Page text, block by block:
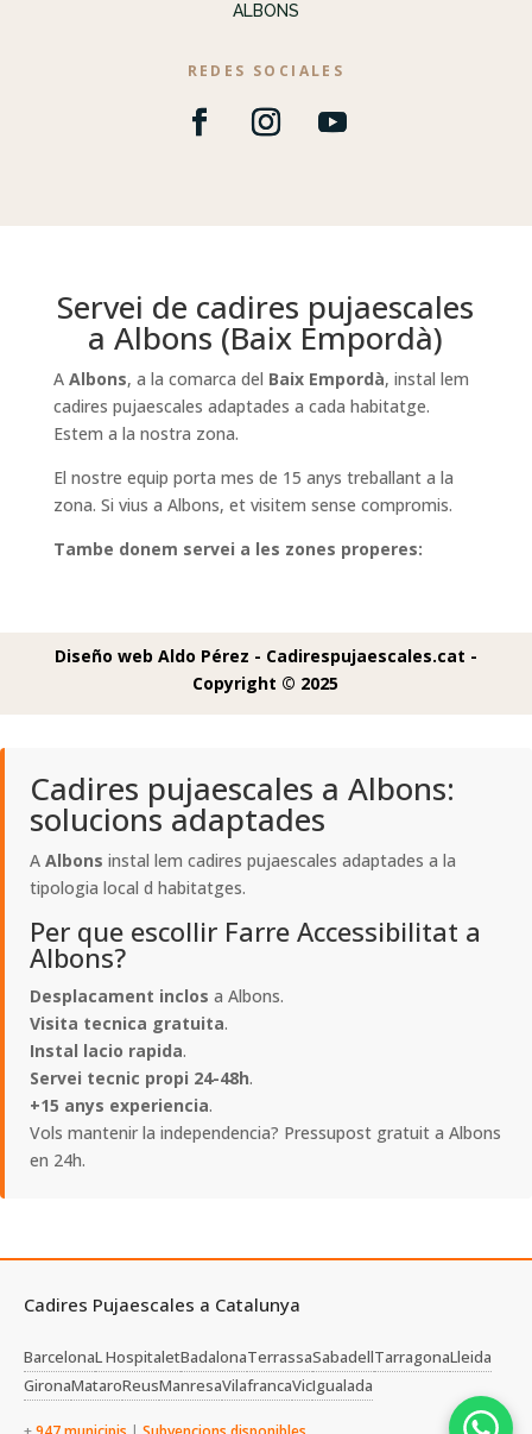
ALBONS
REDES SOCIALES
Servei de cadires pujaescales
a Albons (Baix Empordà)
A Albons, a la comarca del Baix Empordà, instal lem
cadires pujaescales adaptades a cada habitatge.
Estem a la nostra zona.
El nostre equip porta mes de 15 anys treballant a la
zona. Si vius a Albons, et visitem sense compromis.
Tambe donem servei a les zones properes:
Diseño web Aldo Pérez - Cadirespujaescales.cat -
Copyright © 2025
Cadires pujaescales a Albons:
solucions adaptades
A Albons instal lem cadires pujaescales adaptades a la
tipologia local d habitatges.
Per que escollir Farre Accessibilitat a
Albons?
Desplacament inclos a Albons.
Visita tecnica gratuita.
Instal lacio rapida.
Servei tecnic propi 24-48h.
+15 anys experiencia.
Vols mantenir la independencia? Pressupost gratuit a Albons
en 24h.
Cadires Pujaescales a Catalunya
BarcelonaL HospitaletBadalonaTerrassaSabadellTarragonaLleida
GironaMataroReusManresaVilafrancaVicIgualada